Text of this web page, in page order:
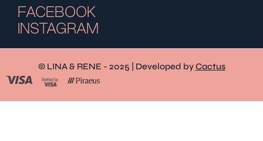
FACEBOOK
INSTAGRAM
© LINA & RENE - 2025 | Developed byCactus